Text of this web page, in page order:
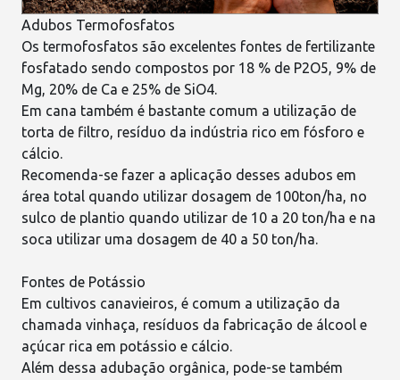
Adubos Termofosfatos
Os termofosfatos são excelentes fontes de fertilizante
fosfatado sendo compostos por 18 % de P2O5, 9% de
Mg, 20% de Ca e 25% de SiO4.
Em cana também é bastante comum a utilização de
torta de filtro, resíduo da indústria rico em fósforo e
cálcio.
Recomenda-se fazer a aplicação desses adubos em
área total quando utilizar dosagem de 100ton/ha, no
sulco de plantio quando utilizar de 10 a 20 ton/ha e na
soca utilizar uma dosagem de 40 a 50 ton/ha.
Fontes de Potássio
Em cultivos canavieiros, é comum a utilização da
chamada vinhaça, resíduos da fabricação de álcool e
açúcar rica em potássio e cálcio.
Além dessa adubação orgânica, pode-se também